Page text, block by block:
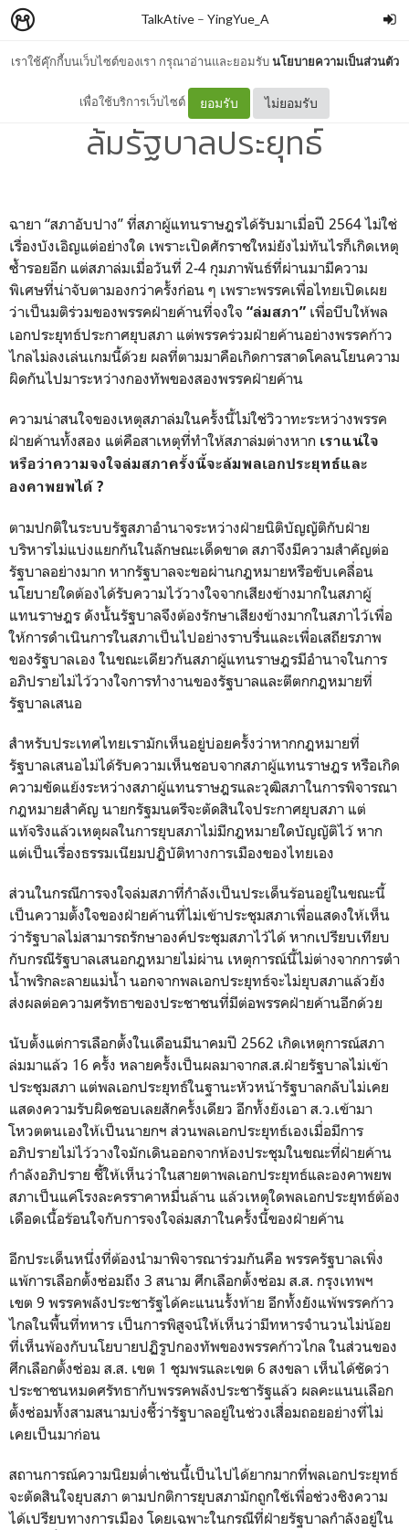
เราใช้คุ๊กกี้บนเว็บไซต์ของเรา กรุณาอ่านและยอมรับนโยบายความเป็นส่วนตัว
เพื่อใช้บริการเว็บไซต์ ยอมรับ ไม่ยอมรับ
TalkAtive– YingYue_A
ล่มสภาไม่ใช่คำตอบสำหรับการ
ล้มรัฐบาลประยุทธ์
ฉายา “สภาอับปาง” ที่สภาผู้แทนราษฎรได้รับมาเมื่อปี 2564 ไม่ใช่
เรื่องบังเอิญแต่อย่างใด เพราะเปิดศักราชใหม่ยังไม่ทันไรก็เกิดเหตุ
ซ้ำรอยอีก แต่สภาล่มเมื่อวันที่ 2-4 กุมภาพันธ์ที่ผ่านมามีความ
พิเศษที่น่าจับตามองกว่าครั้งก่อน ๆ เพราะพรรคเพื่อไทยเปิดเผย
ว่าเป็นมติร่วมของพรรคฝ่ายค้านที่จงใจ “ล่มสภา” เพื่อบีบให้พล
เอกประยุทธ์ประกาศยุบสภา แต่พรรคร่วมฝ่ายค้านอย่างพรรคก้าว
ไกลไม่ลงเล่นเกมนี้ด้วย ผลที่ตามมาคือเกิดการสาดโคลนโยนความ
ผิดกันไปมาระหว่างกองทัพของสองพรรคฝ่ายค้าน
ความน่าสนใจของเหตุสภาล่มในครั้งนี้ไม่ใช่วิวาทะระหว่างพรรค
ฝ่ายค้านทั้งสอง แต่คือสาเหตุที่ทำให้สภาล่มต่างหาก เราแน่ใจ
หรือว่าความจงใจล่มสภาครั้งนี้จะล้มพลเอกประยุทธ์และ
องคาพยพได้ ?
ตามปกติในระบบรัฐสภาอำนาจระหว่างฝ่ายนิติบัญญัติกับฝ่าย
บริหารไม่แบ่งแยกกันในลักษณะเด็ดขาด สภาจึงมีความสำคัญต่อ
รัฐบาลอย่างมาก หากรัฐบาลจะขอผ่านกฎหมายหรือขับเคลื่อน
นโยบายใดต้องได้รับความไว้วางใจจากเสียงข้างมากในสภาผู้
แทนราษฎร ดังนั้นรัฐบาลจึงต้องรักษาเสียงข้างมากในสภาไว้เพื่อ
ให้การดำเนินการในสภาเป็นไปอย่างราบรื่นและเพื่อเสถียรภาพ
ของรัฐบาลเอง ในขณะเดียวกันสภาผู้แทนราษฎรมีอำนาจในการ
อภิปรายไม่ไว้วางใจการทำงานของรัฐบาลและตีตกกฎหมายที่
รัฐบาลเสนอ
สำหรับประเทศไทยเรามักเห็นอยู่บ่อยครั้งว่าหากกฎหมายที่
รัฐบาลเสนอไม่ได้รับความเห็นชอบจากสภาผู้แทนราษฎร หรือเกิด
ความขัดแย้งระหว่างสภาผู้แทนราษฎรและวุฒิสภาในการพิจารณา
กฎหมายสำคัญ นายกรัฐมนตรีจะตัดสินใจประกาศยุบสภา แต่
แท้จริงแล้วเหตุผลในการยุบสภาไม่มีกฎหมายใดบัญญัติไว้ หาก
แต่เป็นเรื่องธรรมเนียมปฏิบัติทางการเมืองของไทยเอง
ส่วนในกรณีการจงใจล่มสภาที่กำลังเป็นประเด็นร้อนอยู่ในขณะนี้
เป็นความตั้งใจของฝ่ายค้านที่ไม่เข้าประชุมสภาเพื่อแสดงให้เห็น
ว่ารัฐบาลไม่สามารถรักษาองค์ประชุมสภาไว้ได้ หากเปรียบเทียบ
กับกรณีรัฐบาลเสนอกฎหมายไม่ผ่าน เหตุการณ์นี้ไม่ต่างจากการตำ
น้ำพริกละลายแม่น้ำ นอกจากพลเอกประยุทธ์จะไม่ยุบสภาแล้วยัง
ส่งผลต่อความศรัทธาของประชาชนที่มีต่อพรรคฝ่ายค้านอีกด้วย
นับตั้งแต่การเลือกตั้งในเดือนมีนาคมปี 2562 เกิดเหตุการณ์สภา
ล่มมาแล้ว 16 ครั้ง หลายครั้งเป็นผลมาจากส.ส.ฝ่ายรัฐบาลไม่เข้า
ประชุมสภา แต่พลเอกประยุทธ์ในฐานะหัวหน้ารัฐบาลกลับไม่เคย
แสดงความรับผิดชอบเลยสักครั้งเดียว อีกทั้งยังเอา ส.ว.เข้ามา
โหวตตนเองให้เป็นนายกฯ ส่วนพลเอกประยุทธ์เองเมื่อมีการ
อภิปรายไม่ไว้วางใจมักเดินออกจากห้องประชุมในขณะที่ฝ่ายค้าน
กำลังอภิปราย ชี้ให้เห็นว่าในสายตาพลเอกประยุทธ์และองคาพยพ
สภาเป็นแค่โรงละครราคาหมื่นล้าน แล้วเหตุใดพลเอกประยุทธ์ต้อง
เดือดเนื้อร้อนใจกับการจงใจล่มสภาในครั้งนี้ของฝ่ายค้าน
อีกประเด็นหนึ่งที่ต้องนำมาพิจารณาร่วมกันคือ พรรครัฐบาลเพิ่ง
แพ้การเลือกตั้งซ่อมถึง 3 สนาม ศึกเลือกตั้งซ่อม ส.ส. กรุงเทพฯ
เขต 9 พรรคพลังประชารัฐได้คะแนนรั้งท้าย อีกทั้งยังแพ้พรรคก้าว
ไกลในพื้นที่ทหาร เป็นการพิสูจน์ให้เห็นว่ามีทหารจำนวนไม่น้อย
ที่เห็นพ้องกับนโยบายปฏิรูปกองทัพของพรรคก้าวไกล ในส่วนของ
ศึกเลือกตั้งซ่อม ส.ส. เขต 1 ชุมพรและเขต 6 สงขลา เห็นได้ชัดว่า
ประชาชนหมดศรัทธากับพรรคพลังประชารัฐแล้ว ผลคะแนนเลือก
ตั้งซ่อมทั้งสามสนามบ่งชี้ว่ารัฐบาลอยู่ในช่วงเสื่อมถอยอย่างที่ไม่
เคยเป็นมาก่อน
สถานการณ์ความนิยมต่ำเช่นนี้เป็นไปได้ยากมากที่พลเอกประยุทธ์
จะตัดสินใจยุบสภา ตามปกติการยุบสภามักถูกใช้เพื่อช่วงชิงความ
ได้เปรียบทางการเมือง โดยเฉพาะในกรณีที่ฝ่ายรัฐบาลกำลังอยู่ใน